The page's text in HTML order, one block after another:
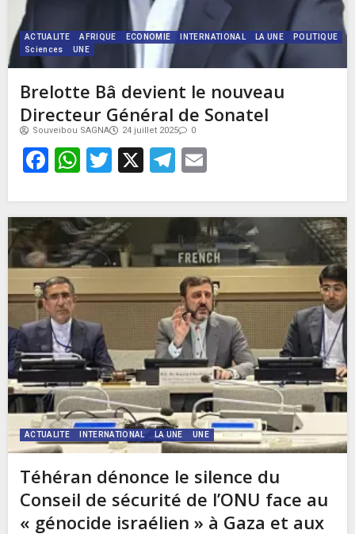
ACTUALITE AFRIQUE ECONOMIE INTERNATIONAL LA UNE
POLITIQUE
Sciences
UNE
Brelotte Bâ devient le nouveau
Directeur Général de Sonatel
Souveibou SAGNA 24 juillet 2025 0
Facebook
WhatsApp
Twitter
X Telegram
ACTUALITE INTERNATIONAL LA UNE UNE
Téhéran dénonce le silence du
Conseil de sécurité de l’ONU face au
« génocide israélien » à Gaza et aux